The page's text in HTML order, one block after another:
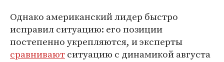
Однако американский лидер быстро
исправил ситуацию: его позиции
постепенно укрепляются, и эксперты
сравниваютситуацию с динамикой августа